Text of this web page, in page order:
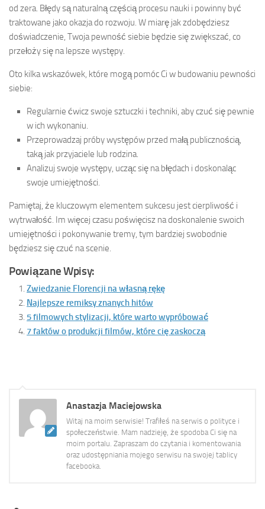
od zera. Błędy są naturalną częścią procesu nauki i powinny być
traktowane jako okazja do rozwoju. W miarę jak zdobędziesz
doświadczenie, Twoja pewność siebie będzie się zwiększać, co
przełoży się na lepsze występy.
Oto kilka wskazówek, które mogą pomóc Ci w budowaniu pewności
siebie:
Regularnie ćwicz swoje sztuczki i techniki, aby czuć się pewnie
w ich wykonaniu.
Przeprowadzaj próby występów przed małą publicznością,
taką jak przyjaciele lub rodzina.
Analizuj swoje występy, ucząc się na błędach i doskonaląc
swoje umiejętności.
Pamiętaj, że kluczowym elementem sukcesu jest cierpliwość i
wytrwałość. Im więcej czasu poświęcisz na doskonalenie swoich
umiejętności i pokonywanie tremy, tym bardziej swobodnie
będziesz się czuć na scenie.
Powiązane Wpisy:
Zwiedzanie Florencji na własną rękę
Najlepsze remiksy znanych hitów
5 filmowych stylizacji, które warto wypróbować
7 faktów o produkcji filmów, które cię zaskoczą
Anastazja Maciejowska
Witaj na moim serwisie! Trafiłeś na serwis o polityce i
społeczeństwie. Mam nadzieję, że spodoba Ci się na
moim portalu. Zapraszam do czytania i komentowania
oraz udostępniania mojego serwisu na swojej tablicy
facebooka.